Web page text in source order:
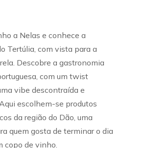
a Nelas e conhece a
Tertúlia, com vista para a
Descobre a gastronomia
com um twist
vibe descontraída e
escolhem-se produtos
da região do Dão, uma
quem gosta de terminar o dia
copo de vinho.